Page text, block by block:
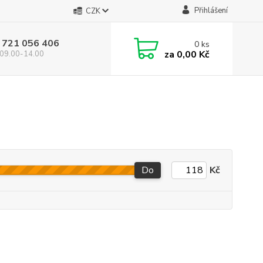
CZK Přihlášení
056 406
14.00
0ks
za 0,00 Kč
Do Kč